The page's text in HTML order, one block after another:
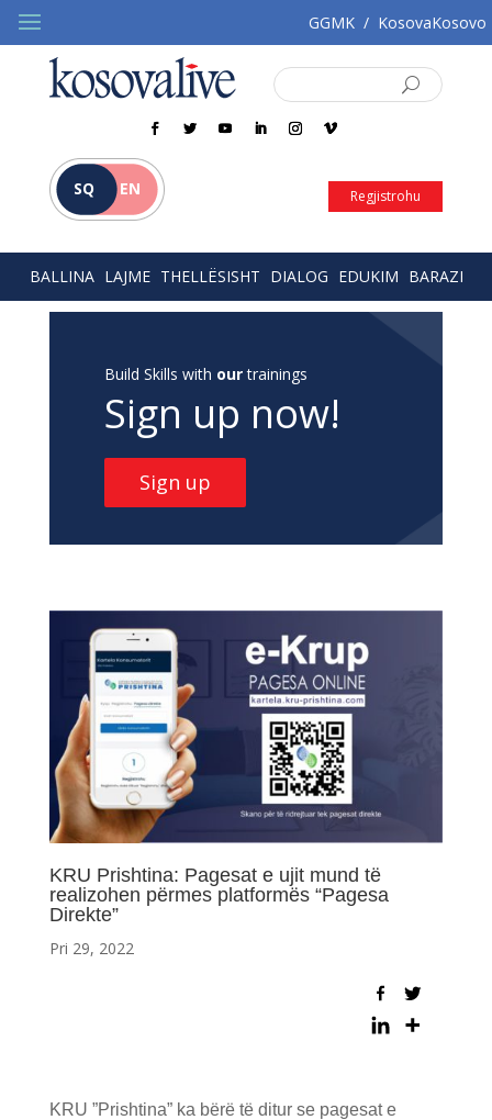
GGMK / KosovaKosovo
SQ EN Regjistrohu
BALLINA LAJME THELLËSISHT DIALOG EDUKIM BARAZI
Build Skills with ourtrainings
Sign up now!
Sign up
KRU Prishtina: Pagesat e ujit mund të
realizohen përmes platformës “Pagesa
Direkte”
Pri 29, 2022
KRU ”Prishtina” ka bërë të ditur se pagesat e